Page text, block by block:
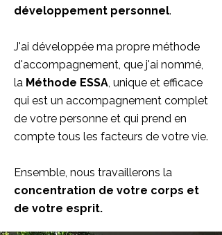
développement personnel.
J'ai développée ma propre méthode
d'accompagnement, que j'ai nommé,
la Méthode ESSA, unique et efficace
qui est un accompagnement complet
de votre personne et qui prend en
compte tous les facteurs de votre vie.
Ensemble, nous travaillerons la
concentration de votre corps et
de votre esprit.